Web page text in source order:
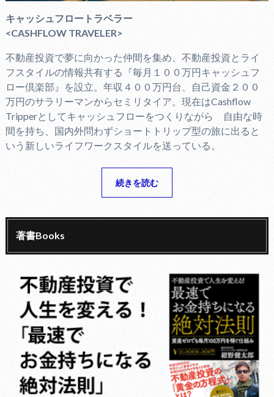
キャッシュフロートラベラー
<CASHFLOW TRAVELER>
不動産投資で夢に向かった仲間を集め、不動産投資とライ
フスタイルの情報共有する『毎月１００万円キャッシュフ
ロー倶楽部』を設立。年収４００万円台、自己資金２００
万円のサラリーマンからセミリタイア。現在はCashflow
Tripperとしてキャッシュフローをつくりながら 自由な時
間を持ち、国内外問わずショートトリップ型の旅に出ると
いう新しいライフワークスタイルを送っている。
続きを読む
著書Books